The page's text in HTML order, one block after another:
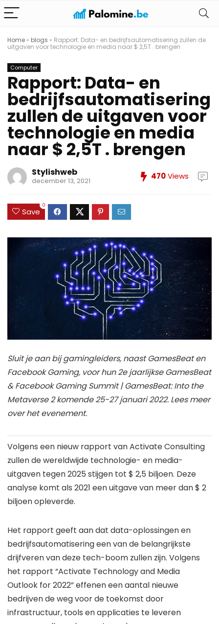
Home » blogs » Rapport: Data- en bedrijfsautomatisering zullen de
uitgaven voor technologie en media naar $ 2,5T . brengen
Computer
Rapport: Data- en
bedrijfsautomatisering
zullen de uitgaven voor
technologie en media
naar $ 2,5T . brengen
Stylishweb
december 13, 2021 470Views
Save
0
Sluit je aan bij gamingleiders, naast GamesBeat en
Facebook Gaming, voor hun 2e jaarlijkse GamesBeat
& Facebook Gaming Summit | GamesBeat: Into the
Metaverse 2 komende 25-27 januari 2022. Lees meer
over het evenement.
Volgens een nieuw rapport van Activate Consulting
zullen de wereldwijde technologie- en media-
uitgaven tegen 2025 stijgen tot $ 2,5 biljoen. Deze
analyse komt als 2021 een uitgave van meer dan $ 2
biljoen opleverde.
Het rapport geeft aan dat data-oplossingen en
bedrijfsautomatisering een van de belangrijkste
drijfveren van deze tech-boom zullen zijn. Volgens
het rapport “Activate Technology and Media
Outlook for 2022” effenen een aantal nieuwe
bedrijven de weg voor de toekomst door
infrastructuur, tools en applicaties te leveren